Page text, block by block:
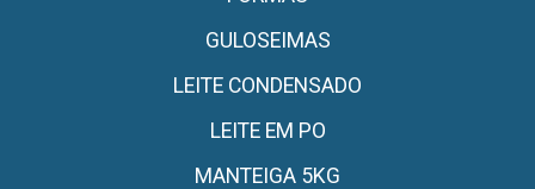
GULOSEIMAS
LEITE CONDENSADO
LEITE EM PO
MANTEIGA 5KG